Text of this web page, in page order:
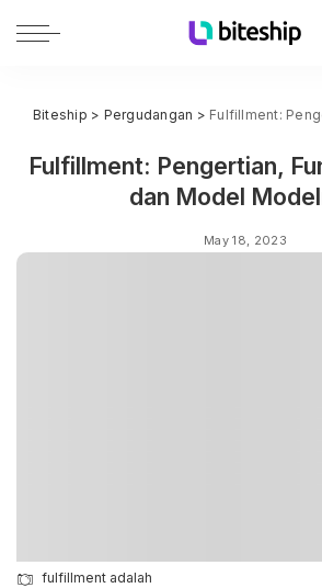
Biteship > Pergudangan > Fulfillment: Pengertian,
Fulfillment: Pengertian,
dan Model
May 18, 2023
fulfillment adalah